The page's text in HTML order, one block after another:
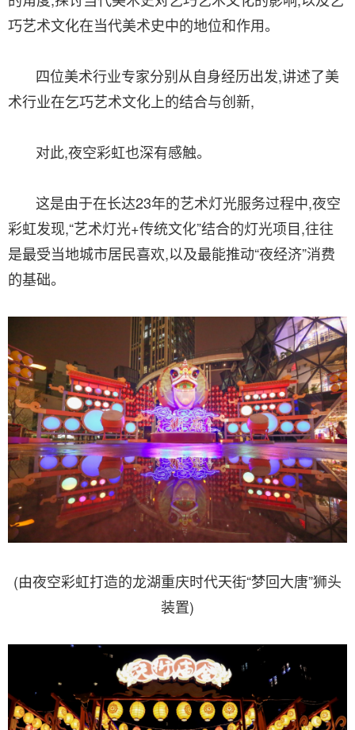
巧艺术文化在当代美术史中的地位和作用。
四位美术行业专家分别从自身经历出发,讲述了美
术行业在乞巧艺术文化上的结合与创新,
对此,夜空彩虹也深有感触。
这是由于在长达23年的艺术灯光服务过程中,夜空
彩虹发现,“艺术灯光+传统文化”结合的灯光项目,往往
是最受当地城市居民喜欢,以及最能推动“夜经济”消费
的基础。
(由夜空彩虹打造的龙湖重庆时代天街“梦回大唐”狮头
装置)